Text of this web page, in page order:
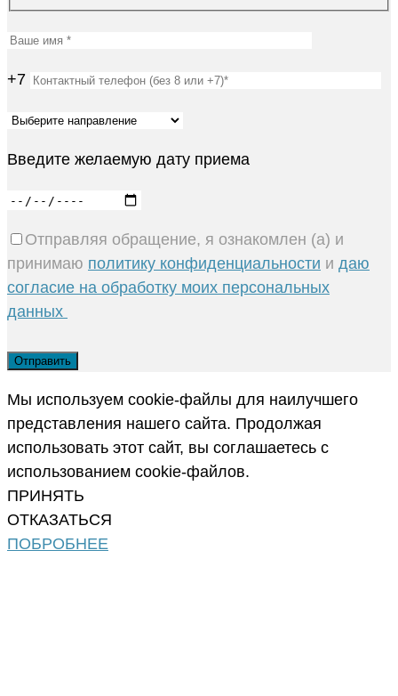
+7
Введите желаемую дату приема
Отправляя обращение, я ознакомлен (а) и
принимаю политику конфиденциальности и даю
согласие на обработку моих персональных
данных
Мы используем cookie-файлы для наилучшего
представления нашего сайта. Продолжая
использовать этот сайт, вы соглашаетесь с
использованием cookie-файлов.
ПРИНЯТЬ
ОТКАЗАТЬСЯ
ПОБРОБНЕЕ